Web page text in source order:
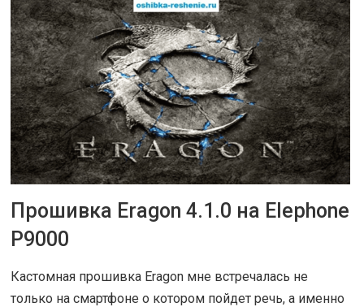
23 СЕН 2016 | ОБЗОРЫ
Прошивка Eragon 4.1.0 на Elephone
P9000
Кастомная прошивка Eragon мне встречалась не
только на смартфоне о котором пойдет речь, а именно